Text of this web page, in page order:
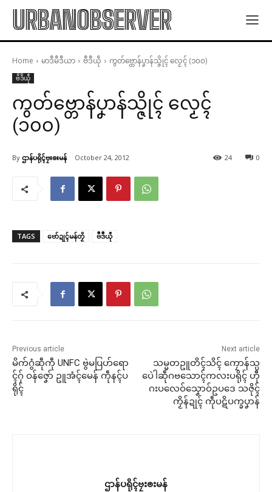
URBANOBSERVER
Home မာဒဳမဳဒဳယာ ဗဳဒဳယဵု ကွတ်ဗ္တောန်ပၞာန်သ္ဇိုၚ် လၟေၚ် (၁၀၀)
ဗဳဒဳယဵု
ကွတ်ဗ္တောန်ပၞာန်သ္ဇိုၚ် လၟေၚ်
(၁၀၀)
By ဌာန်ပရိုၚ်ဗၠးၜးမန် October 24, 2012 0
24
TAGS ဗော်ဍုၚ်မန်တၟိ ဗဳဒဳယဵု
Previous article
မိက်ဂွံဆဵုကဵု UNFC ဗွဲမပြဟ်ရော
ၚ်ဂှ် ဝန်ဇၞော် ဥူအံၚ်မေန် ကဵုနၚ်ပ
ရိုၚ်
Next article
သမ္မတဥူတိၚ်သိၚ် ကၠောန်သ္ပ
ပေဲါဆဵုဂဗသောၚ်ကလးပရိုၚ် ဟီု
ဂးပလေဝ်သၞောဝ်ဥပဒေ သဇိုၚ်
ကၟိန်ဍုၚ် ကဵုပဋိပက္ခပၞာန်
ဌာန်ပရိုၚ်ဗၠးၜးမန်